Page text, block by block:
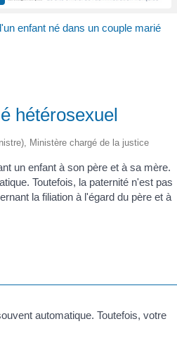
enfant né dans un couple marié
hétérosexuel
Ministère chargé de la justice
un enfant à son père et à sa mère.
Toutefois, la paternité n'est pas
la filiation à l'égard du père et à
automatique. Toutefois, votre